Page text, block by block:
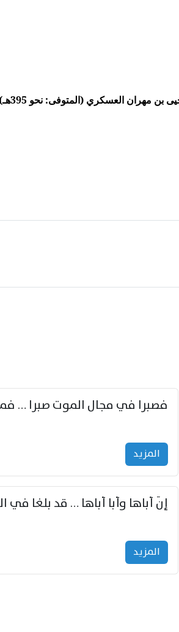
مهران العسكري (المتوفى: نحو 395هـ)
المزید
المزید